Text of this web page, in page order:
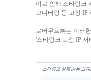
이로 인해 스타링크
모니터링 등 고정 IP
로버무트㈜는 이러
'스타링크 고정 IP 서